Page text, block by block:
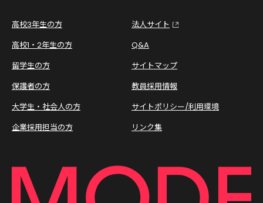
高校3年生の方
高校1・2年生の方
留学生の方
保護者の方
大学生・社会人の方
企業採用担当の方
法人サイト
Q&A
サイトマップ
教員採用情報
サイトポリシー/利用環境
リンク集